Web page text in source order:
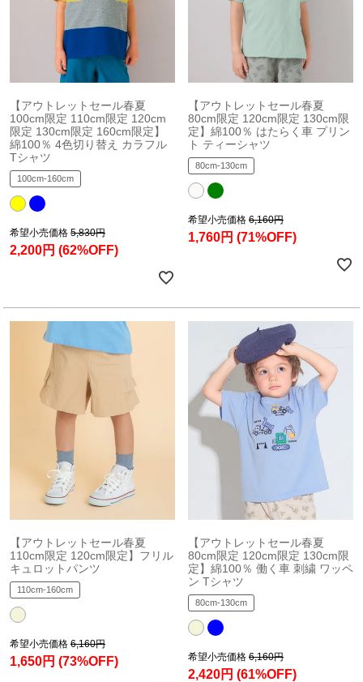
【アウトレットセール春夏
100cm限定 110cm限定 120cm
限定 130cm限定 160cm限定】
綿100％ 4色切り替え カラフル
Tシャツ
100cm-160cm
希望小売価格 5,830円
2,200円 (62%OFF)
【アウトレットセール春夏
80cm限定 120cm限定 130cm限
定】綿100％ はたらく車 プリン
ト ティーシャツ
80cm-130cm
希望小売価格 6,160円
1,760円 (71%OFF)
【アウトレットセール春夏
110cm限定 120cm限定】フリル
キュロットパンツ
110cm-160cm
希望小売価格 6,160円
1,650円 (73%OFF)
【アウトレットセール春夏
80cm限定 120cm限定 130cm限
定】綿100％ 働く車 刺繍 ワッペ
ン Tシャツ
80cm-130cm
希望小売価格 6,160円
2,420円 (61%OFF)